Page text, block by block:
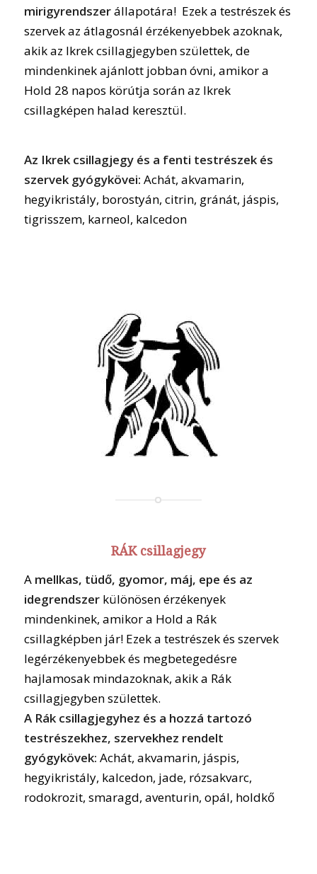
mirigyrendszerállapotára! Ezek a testrészek és
szervek az átlagosnál érzékenyebbek azoknak,
akik az Ikrek csillagjegyben születtek, de
mindenkinek ajánlott jobban óvni, amikor a
Hold 28 napos körútja során az Ikrek
csillagképen halad keresztül.
Az Ikrek csillagjegy és a fenti testrészek és
szervek gyógykövei: Achát, akvamarin,
hegyikristály, borostyán, citrin, gránát, jáspis,
tigrisszem, karneol, kalcedon
RÁK csillagjegy
A mellkas, tüdő, gyomor, máj, epe és az
idegrendszerkülönösen érzékenyek
mindenkinek, amikor a Hold a Rák
csillagképben jár! Ezek a testrészek és szervek
legérzékenyebbek és megbetegedésre
hajlamosak mindazoknak, akik a Rák
csillagjegyben születtek.
A Rák csillagjegyhez és a hozzá tartozó
testrészekhez, szervekhez rendelt
gyógykövek: Achát, akvamarin, jáspis,
hegyikristály, kalcedon, jade, rózsakvarc,
rodokrozit, smaragd, aventurin, opál, holdkő